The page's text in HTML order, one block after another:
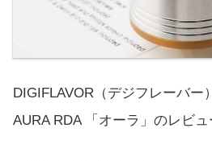
DIGIFLAVOR（デジフレーバー
AURA RDA 「オーラ」のレビュ